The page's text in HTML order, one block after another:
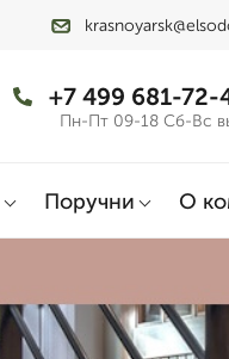
+7 499 681-72-
Пн-Пт 09-18 Сб-Вс
Поручни О